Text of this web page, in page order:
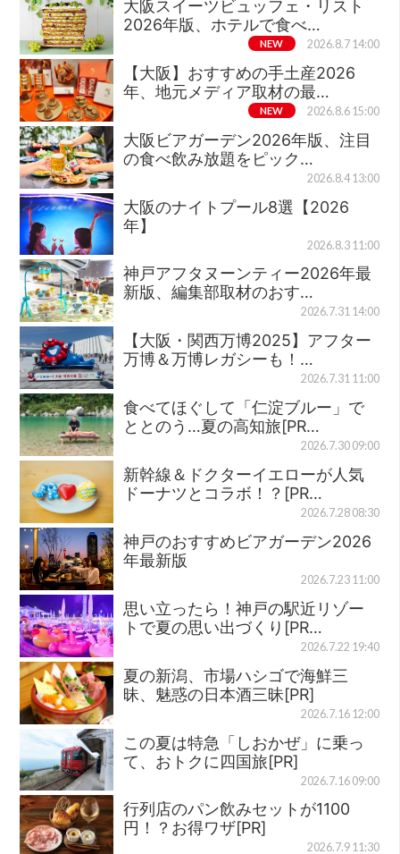
大阪スイーツビュッフェ・リスト
2026年版、ホテルで食べ…
NEW 2026.8.7 14:00
【大阪】おすすめの手土産2026
年、地元メディア取材の最…
NEW 2026.8.6 15:00
大阪ビアガーデン2026年版、注目
の食べ飲み放題をピック…
2026.8.4 13:00
大阪のナイトプール8選【2026
年】
2026.8.3 11:00
神戸アフタヌーンティー2026年最
新版、編集部取材のおす…
2026.7.31 14:00
【大阪・関西万博2025】アフター
万博＆万博レガシーも！…
2026.7.31 11:00
食べてほぐして「仁淀ブルー」で
ととのう…夏の高知旅[PR…
2026.7.30 09:00
新幹線＆ドクターイエローが人気
ドーナツとコラボ！？[PR…
2026.7.28 08:30
神戸のおすすめビアガーデン2026
年最新版
2026.7.23 11:00
思い立ったら！神戸の駅近リゾー
トで夏の思い出づくり[PR…
2026.7.22 19:40
夏の新潟、市場ハシゴで海鮮三
昧、魅惑の日本酒三昧[PR]
2026.7.16 12:00
この夏は特急「しおかぜ」に乗っ
て、おトクに四国旅[PR]
2026.7.16 09:00
行列店のパン飲みセットが1100
円！？お得ワザ[PR]
2026.7.9 11:30